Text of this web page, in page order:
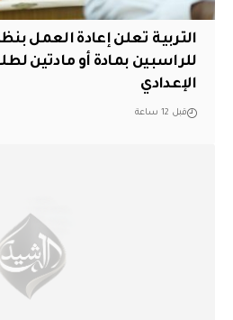
التربية تعلن إعادة العمل
للراسبين بمادة أو مادتين
الإعدادي
قبل 12 ساعة